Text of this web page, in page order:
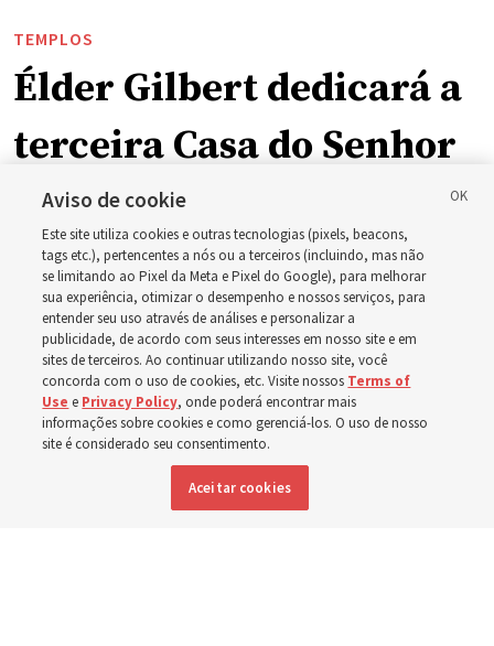
TEMPLOS
Élder Gilbert dedicará a
terceira Casa do Senhor
em Wyoming
A dedicação do Templo Cody Wyoming em outubro será
a primeira realizada por Élder Clark G. Gilbert
7 agosto 2026, 2:40 p.m. MDT Compartilhar
DISPONÍVEL EM: Inglês
Aviso de cookie
Este site utiliza cookies e outras tecnologias (pixels, beacons,
tags etc.), pertencentes a nós ou a terceiros (incluindo, mas não
se limitando ao Pixel da Meta e Pixel do Google), para melhorar
sua experiência, otimizar o desempenho e nossos serviços, para
entender seu uso através de análises e personalizar a
publicidade, de acordo com seus interesses em nosso site e em
sites de terceiros. Ao continuar utilizando nosso site, você
concorda com o uso de cookies, etc. Visite nossos Terms of
Use e Privacy Policy, onde poderá encontrar mais
informações sobre cookies e como gerenciá-los. O uso de nosso
site é considerado seu consentimento.
Aceitar cookies